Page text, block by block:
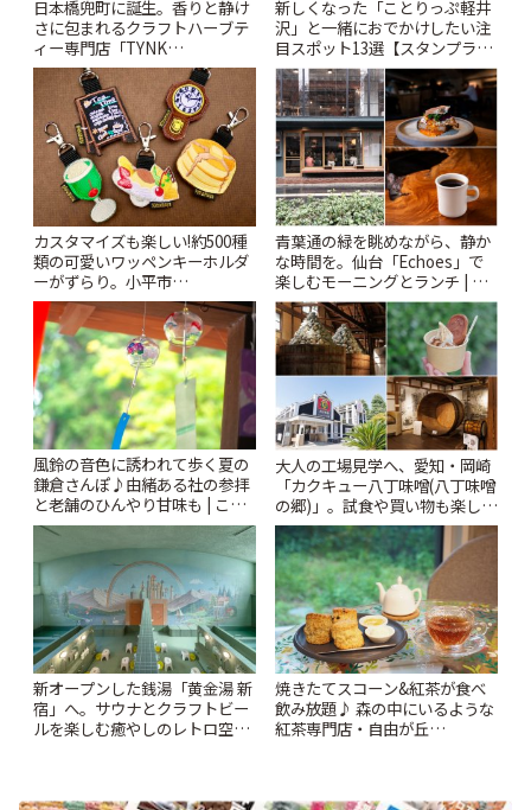
日本橋兜町に誕生。香りと静け
さに包まれるクラフトハーブテ
ィー専門店「TYNK
Kabutocho」 | ことりっぷ
新しくなった「ことりっぷ軽井
沢」と一緒におでかけしたい注
目スポット13選【スタンプラリ
ー開催中】 | ことりっぷ
カスタマイズも楽しい!約500種
類の可愛いワッペンキーホルダ
ーがずらり。小平市
「Kimamaya T&K」 | ことりっ
ぷ
青葉通の緑を眺めながら、静か
な時間を。仙台「Echoes」で
楽しむモーニングとランチ | こ
とりっぷ
風鈴の音色に誘われて歩く夏の
鎌倉さんぽ♪由緒ある社の参拝
と老舗のひんやり甘味も | こと
りっぷ
大人の工場見学へ、愛知・岡崎
「カクキュー八丁味噌(八丁味噌
の郷)」。試食や買い物も楽しみ
♪ | ことりっぷ
新オープンした銭湯「黄金湯 新
宿」へ。サウナとクラフトビー
ルを楽しむ癒やしのレトロ空間
焼きたてスコーン&紅茶が食べ
飲み放題♪ 森の中にいるような
紅茶専門店・自由が丘